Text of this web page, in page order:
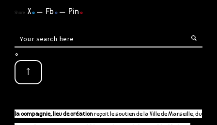
Share X. Fb. Pin.
.
↑
la compagnie, lieu de créationreçoit le soutien de la Ville de Marseille, du